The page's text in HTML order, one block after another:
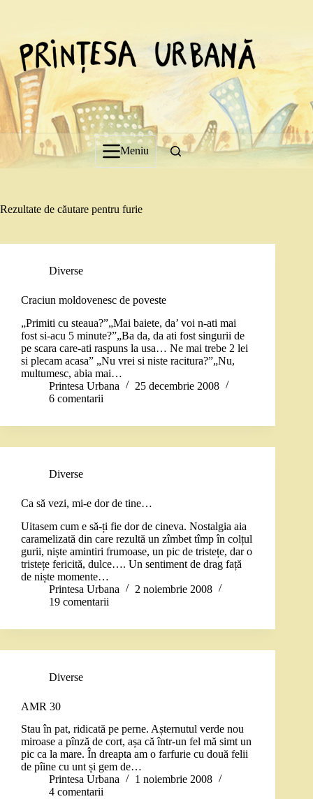
Meniu
Rezultate de căutare pentru furie
Diverse
Craciun moldovenesc de poveste
„Primiti cu steaua?”„Mai baiete, da’ voi n-ati mai
fost si-acu 5 minute?”„Ba da, da ati fost singurii de
pe scara care-ati raspuns la usa… Ne mai trebe 2 lei
si plecam acasa” „Nu vrei si niste racitura?”„Nu,
multumesc, abia mai…
Printesa Urbana
25 decembrie 2008
6 comentarii
Diverse
Ca să vezi, mi-e dor de tine…
Uitasem cum e să-ți fie dor de cineva. Nostalgia aia
caramelizată din care rezultă un zîmbet tîmp în colțul
gurii, niște amintiri frumoase, un pic de tristețe, dar o
tristețe fericită, dulce…. Un sentiment de drag față
de niște momente…
Printesa Urbana
2 noiembrie 2008
19 comentarii
Diverse
AMR 30
Stau în pat, ridicată pe perne. Așternutul verde nou
miroase a pînză de cort, așa că într-un fel mă simt un
pic ca la mare. În dreapta am o farfurie cu două felii
de pîine cu unt și gem de…
Printesa Urbana
1 noiembrie 2008
4 comentarii